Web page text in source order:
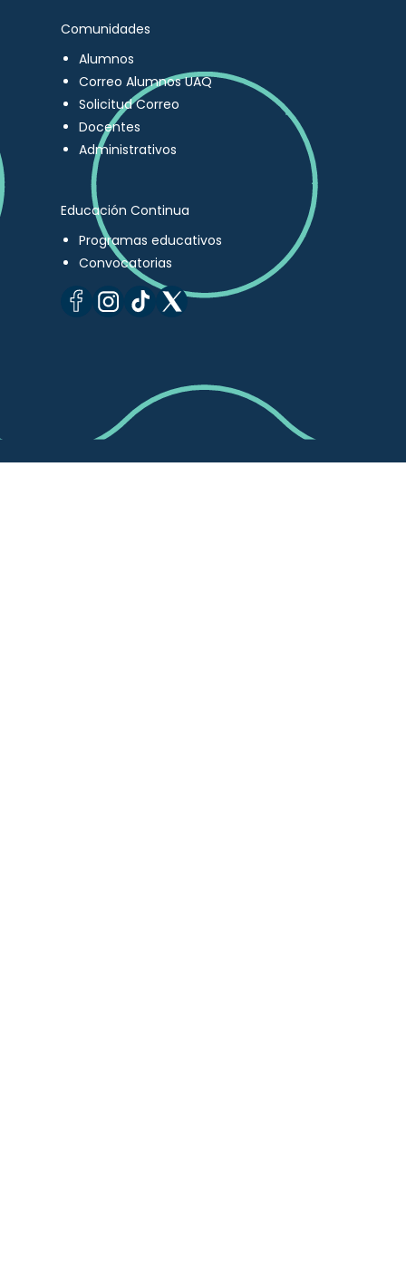
Comunidades
Alumnos
Correo Alumnos UAQ
Solicitud Correo
Docentes
Administrativos
Educación Continua
Programas educativos
Convocatorias